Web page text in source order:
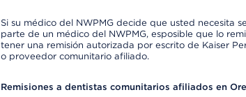
Si su médico del NWPMG decide que usted necesita
parte de un médico del NWPMG, esposible que lo
tener una remisión autorizada por escrito de Kaiser
o proveedor comunitario afiliado.
Remisiones a dentistas comunitarios afiliados en